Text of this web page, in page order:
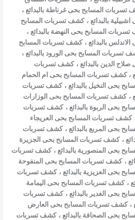
تسربات المسابح بحى غرناطة بالبدائع ،
بالبدائع ، كشف تسربات المسابح
المسابح بحى النهضة بالبدائع ،
بالبدائع ، كشف تسربات المسابح
تسربات المسابح بحى الورود بالبدائع ،
الدين بالبدائع ، كشف تسربات
،كشف تسربات المسابح بحى ام الحمام
بحى النخيل بالبدائع ، كشف تسربات
، كشف تسربات المسابح بحى الوزارات
بحى الربوة بالبدائع ، كشف تسربات
كشف تسربات المسابح بحى العريجاء
بحى المربع بالبدائع ، كشف تسربات
، كشف تسربات المسابح بحى الجزيرة
بحى المنصورية بالبدائع ، كشف تسربات
، كشف تسربات المسابح بحى المنفوحة
بحى العزيزية بالبدائع ، كشف تسربات
، كشف تسربات المسابح بحى اليمامة
بحى الغدير بالبدائع ، كشف تسربات
، كشف تسربات المسابح بحى العارض
بحى الصحافة بالبدائع ، كشف تسربات